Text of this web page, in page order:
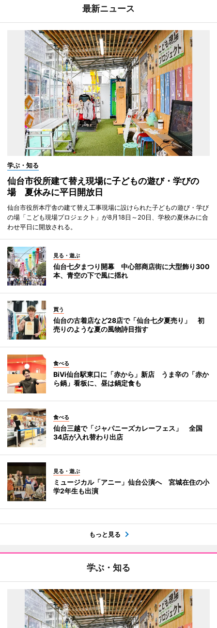
最新ニュース
学ぶ・知る
仙台市役所建て替え現場に子どもの遊び・学びの
場 夏休みに平日開放日
仙台市役所本庁舎の建て替え工事現場に設けられた子どもの遊び・学び
の場「こども現場プロジェクト」が8月18日～20日、学校の夏休みに合
わせ平日に開放される。
見る・遊ぶ
仙台七夕まつり開幕 中心部商店街に大型飾り300
本、青空の下で風に揺れ
買う
仙台の古着店など28店で「仙台七夕夏売り」 初
売りのような夏の風物詩目指す
食べる
BiVi仙台駅東口に「赤から」新店 うま辛の「赤か
ら鍋」看板に、昼は鍋定食も
食べる
仙台三越で「ジャパニーズカレーフェス」 全国
34店が入れ替わり出店
見る・遊ぶ
ミュージカル「アニー」仙台公演へ 宮城在住の小
学2年生も出演
もっと見る
学ぶ・知る